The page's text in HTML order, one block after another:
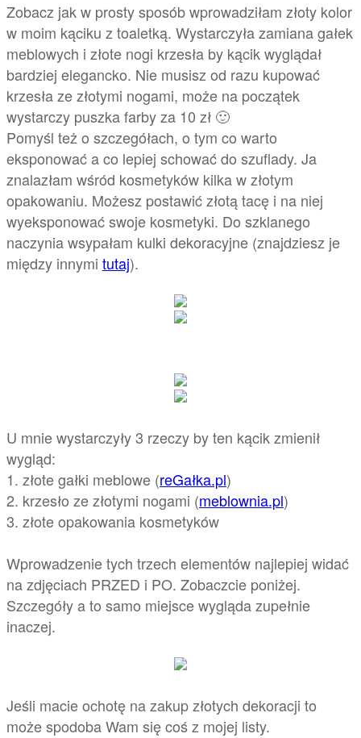
Zobacz jak w prosty sposób wprowadziłam złoty kolor
w moim kąciku z toaletką. Wystarczyła zamiana gałek
meblowych i złote nogi krzesła by kącik wyglądał
bardziej elegancko. Nie musisz od razu kupować
krzesła ze złotymi nogami, może na początek
wystarczy puszka farby za 10 zł 🙂
Pomyśl też o szczegółach, o tym co warto
eksponować a co lepiej schować do szuflady. Ja
znalazłam wśród kosmetyków kilka w złotym
opakowaniu. Możesz postawić złotą tacę i na niej
wyeksponować swoje kosmetyki. Do szklanego
naczynia wsypałam kulki dekoracyjne (znajdziesz je
między innymi tutaj).
U mnie wystarczyły 3 rzeczy by ten kącik zmienił
wygląd:
1. złote gałki meblowe (reGałka.pl)
2. krzesło ze złotymi nogami (meblownia.pl)
3. złote opakowania kosmetyków
Wprowadzenie tych trzech elementów najlepiej widać
na zdjęciach PRZED i PO. Zobaczcie poniżej.
Szczegóły a to samo miejsce wygląda zupełnie
inaczej.
Jeśli macie ochotę na zakup złotych dekoracji to
może spodoba Wam się coś z mojej listy.